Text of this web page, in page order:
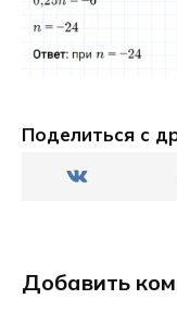
Поделиться с
Добавить